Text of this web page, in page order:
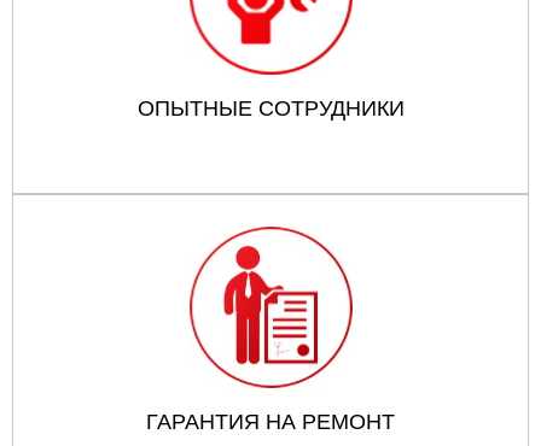
ОПЫТНЫЕ СОТРУДНИКИ
ГАРАНТИЯ НА РЕМОНТ